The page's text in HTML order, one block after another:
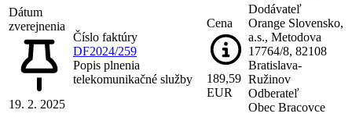
Dátum
zverejnenia
19. 2. 2025
Číslo faktúry
DF2024/259
Popis plnenia
telekomunikačné služby
Cena
189,59
EUR
Dodávateľ
Orange Slovensko,
a.s., Metodova
17764/8, 82108
Bratislava-
Ružinov
Odberateľ
Obec Bracovce